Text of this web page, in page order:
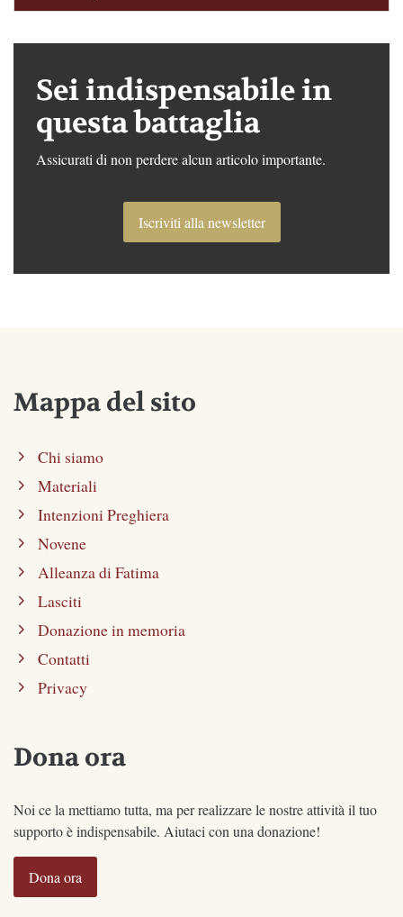
Sei indispensabile in
questa battaglia
Assicurati di non perdere alcun articolo importante.
Iscriviti alla newsletter
Mappa del sito
Chi siamo
Materiali
Intenzioni Preghiera
Novene
Alleanza di Fatima
Lasciti
Donazione in memoria
Contatti
Privacy
Dona ora
Noi ce la mettiamo tutta, ma per realizzare le nostre attività il tuo
supporto è indispensabile. Aiutaci con una donazione!
Dona ora